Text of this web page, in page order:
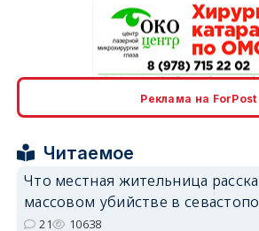
Реклама на ForPost
Читаемое
Что местная жительница
массовом убийстве в
21 10638